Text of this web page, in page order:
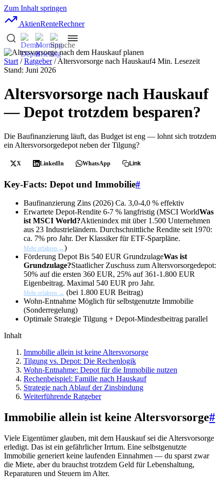
Zum Inhalt springen
AktienRenteRechner
Start /Ratgeber/ Altersvorsorge nach Hauskauf4 Min. Lesezeit
Stand: Juni 2026
Altersvorsorge nach Hauskauf
— Depot trotzdem besparen?
Die Baufinanzierung läuft, das Budget ist eng — lohnt sich trotzdem
ein Altersvorsorgedepot neben der Tilgung?
X LinkedIn WhatsApp Link
Key-Facts: Depot und Immobilie#
Baufinanzierung Zins (2026) Ca. 3,0-4,0 % effektiv
Erwartete Depot-Rendite 6-7 % langfristig (MSCI WorldWas
ist MSCI World?Aktienindex mit über 1.500 Unternehmen
aus 23 Industrieländern. Durchschnittliche Rendite seit 1970:
ca. 7% pro Jahr. Der Klassiker für ETF-Sparpläne.
Mehr erfahren →)
Förderung Depot Bis 540 EUR GrundzulageWas ist
Grundzulage?Staatlicher Zuschuss zum Altersvorsorgedepot:
50% auf die ersten 360 EUR, 25% auf 361-1.800 EUR
Eigenbeitrag. Maximal 540 EUR pro Jahr.
Mehr erfahren → (bei 1.800 EUR Beitrag)
Wohn-Entnahme Möglich für selbstgenutzte Immobilie
(Sonderregelung)
Optimale Strategie Tilgung + Depot-Mindestbeitrag parallel
Inhalt
Immobilie allein ist keine Altersvorsorge
Tilgung vs. Depot: Die Rechenlogik
Wohn-Entnahme: Depot für die Immobilie nutzen
Rechenbeispiel: Familie nach Hauskauf
Strategie nach Ablauf der Zinsbindung
Weiterführende Ratgeber
Immobilie allein ist keine Altersvorsorge#
Viele Eigentümer glauben, mit dem Hauskauf sei die Altersvorsorge
erledigt. Das ist ein gefährlicher Irrtum. Eine selbstgenutzte
Immobilie generiert keine laufenden Einnahmen — du sparst zwar
die Miete, aber du brauchst trotzdem Geld für Lebenshaltung,
Reparaturen und Steuern im Alter.